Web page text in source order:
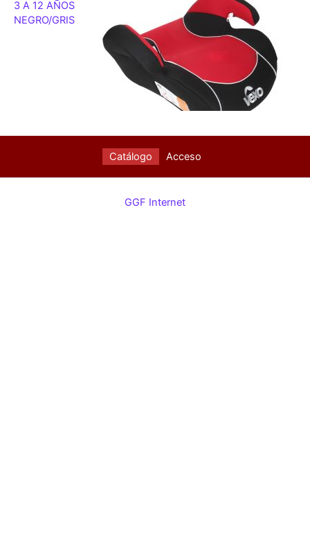
3 A 12 AÑOS
NEGRO/GRIS
Catálogo Acceso
GGF Internet